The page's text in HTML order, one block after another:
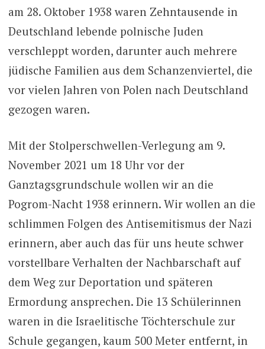
am 28. Oktober 1938 waren Zehntausende in
Deutschland lebende polnische Juden
verschleppt worden, darunter auch mehrere
jüdische Familien aus dem Schanzenviertel, die
vor vielen Jahren von Polen nach Deutschland
gezogen waren.
Mit der Stolperschwellen-Verlegung am 9.
November 2021 um 18 Uhr vor der
Ganztagsgrundschule wollen wir an die
Pogrom-Nacht 1938 erinnern. Wir wollen an die
schlimmen Folgen des Antisemitismus der Nazi
erinnern, aber auch das für uns heute schwer
vorstellbare Verhalten der Nachbarschaft auf
dem Weg zur Deportation und späteren
Ermordung ansprechen. Die 13 Schülerinnen
waren in die Israelitische Töchterschule zur
Schule gegangen, kaum 500 Meter entfernt, in